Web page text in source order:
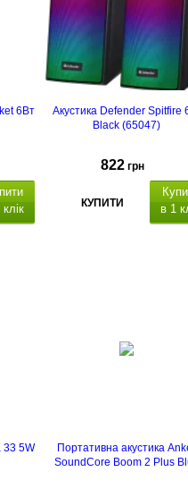
6Вт
Акустика Defender Spitfire
Black (65047)
822 грн
КУПИТИ
в 1
33 5W
Портативна акустика
SoundCore Boom 2 Plus